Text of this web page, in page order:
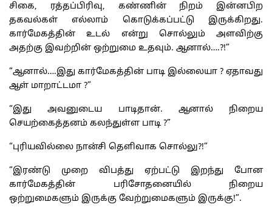
சிகை, ரத்தப்பிரிவு, கண்ணின் நிறம் இன்னபிற
தகவல்கள் எல்லாம் கொடுக்கப்பட்டு இருக்கிறது.
கார்மேகத்தின் உடல் என்று சொல்லும் அளவிற்கு
அதற்கு இவற்றின் ஒற்றுமை உதவும். ஆனால்….?!”
“ஆனால்….இது கார்மேகத்தின் பாடி இல்லையா ? ஏதாவது
ஆள் மாறாட்டமா ?”
“இது அவனுடைய பாடிதான். ஆனால் நிறைய
செயற்கைத்தனம் கலந்துள்ள பாடி ?”
“புரியவில்லை நான்சி தெளிவாக சொல்லு?!”
“இரண்டு முறை விபத்து ஏற்பட்டு இறந்து போன
கார்மேகத்தின் பரிசோதனையில் நிறைய
ஒற்றுமைகளும் இருக்கு வேற்றுமைகளும் இருக்கு!”.